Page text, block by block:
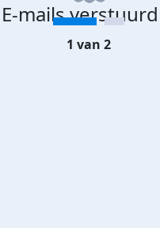
E-mails verstuurd
1 van 2